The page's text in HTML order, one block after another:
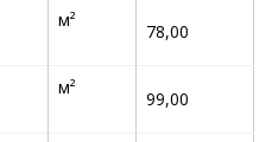
м²
78,00
м²
99,00